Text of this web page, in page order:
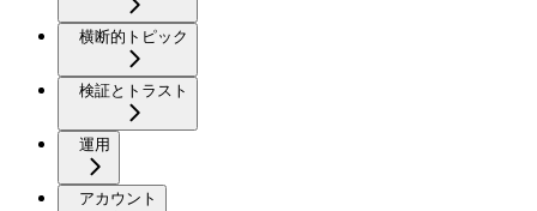
横断的トピック
検証とトラスト
運用
アカウント